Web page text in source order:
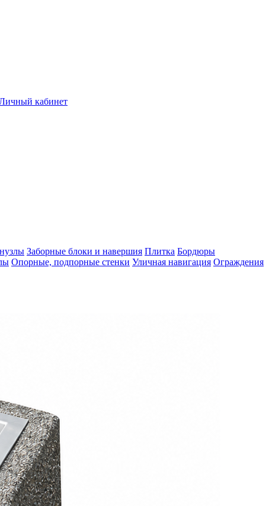
кабинет
Заборные блоки и навершия Плитка Бордюры
Опорные, подпорные стенки Уличная навигация Ограждения